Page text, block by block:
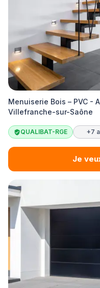
Menuiserie Bois – PVC -
Villefranche-sur-Saône
QUALIBAT-RGE +7
Je